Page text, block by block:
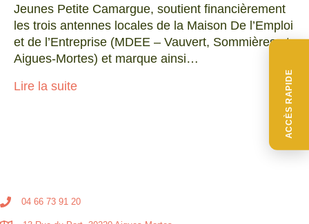
ACCÈS RAPIDE
Jeunes Petite Camargue, soutient financièrement
les trois antennes locales de la Maison De l’Emploi
et de l’Entreprise (MDEE – Vauvert, Sommières et
Aigues-Mortes) et marque ainsi…
Lire la suite
04 66 73 91 20